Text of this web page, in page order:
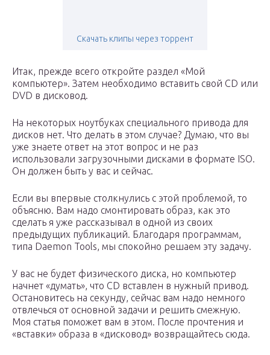
Скачать клипы через торрент
Итак, прежде всего откройте раздел «Мой
компьютер». Затем необходимо вставить свой CD или
DVD в дисковод.
На некоторых ноутбуках специального привода для
дисков нет. Что делать в этом случае? Думаю, что вы
уже знаете ответ на этот вопрос и не раз
использовали загрузочными дисками в формате ISO.
Он должен быть у вас и сейчас.
Если вы впервые столкнулись с этой проблемой, то
объясню. Вам надо смонтировать образ, как это
сделать я уже рассказывал в одной из своих
предыдущих публикаций. Благодаря программам,
типа Daemon Tools, мы спокойно решаем эту задачу.
У вас не будет физического диска, но компьютер
начнет «думать», что CD вставлен в нужный привод.
Остановитесь на секунду, сейчас вам надо немного
отвлечься от основной задачи и решить смежную.
Моя статья поможет вам в этом. После прочтения и
«вставки» образа в «дисковод» возвращайтесь сюда.